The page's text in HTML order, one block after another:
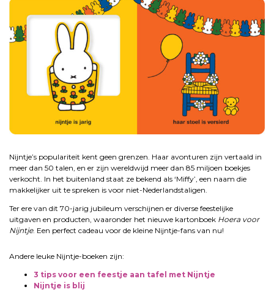
Nijntje’s populariteit kent geen grenzen. Haar avonturen zijn vertaald in
meer dan 50 talen, en er zijn wereldwijd meer dan 85 miljoen boekjes
verkocht. In het buitenland staat ze bekend als ‘Miffy’, een naam die
makkelijker uit te spreken is voor niet-Nederlandstaligen.
Ter ere van dit 70-jarig jubileum verschijnen er diverse feestelijke
uitgaven en producten, waaronder het nieuwe kartonboek Hoera voor
Nijntje. Een perfect cadeau voor de kleine Nijntje-fans van nu!
Andere leuke Nijntje-boeken zijn:
3 tips voor een feestje aan tafel met Nijntje
Nijntje is blij